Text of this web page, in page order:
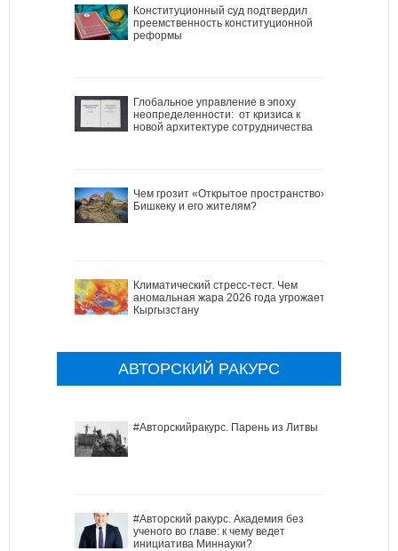
Конституционный суд подтвердил
преемственность конституционной
реформы
Глобальное управление в эпоху
неопределенности: от кризиса к
новой архитектуре сотрудничества
Чем грозит «Открытое пространство»
Бишкеку и его жителям?
Климатический стресс-тест. Чем
аномальная жара 2026 года угрожает
Кыргызстану
АВТОРСКИЙ РАКУРС
#Авторскийракурс. Парень из Литвы
#Авторский ракурс. Академия без
ученого во главе: к чему ведет
инициатива Миннауки?